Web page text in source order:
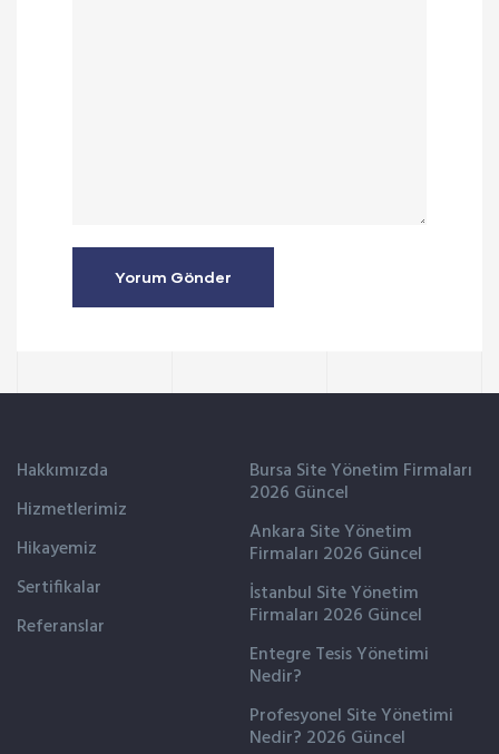
Hakkımızda
Hizmetlerimiz
Hikayemiz
Sertifikalar
Referanslar
Bursa Site Yönetim Firmaları
2026 Güncel
Ankara Site Yönetim
Firmaları 2026 Güncel
İstanbul Site Yönetim
Firmaları 2026 Güncel
Entegre Tesis Yönetimi
Nedir?
Profesyonel Site Yönetimi
Nedir? 2026 Güncel